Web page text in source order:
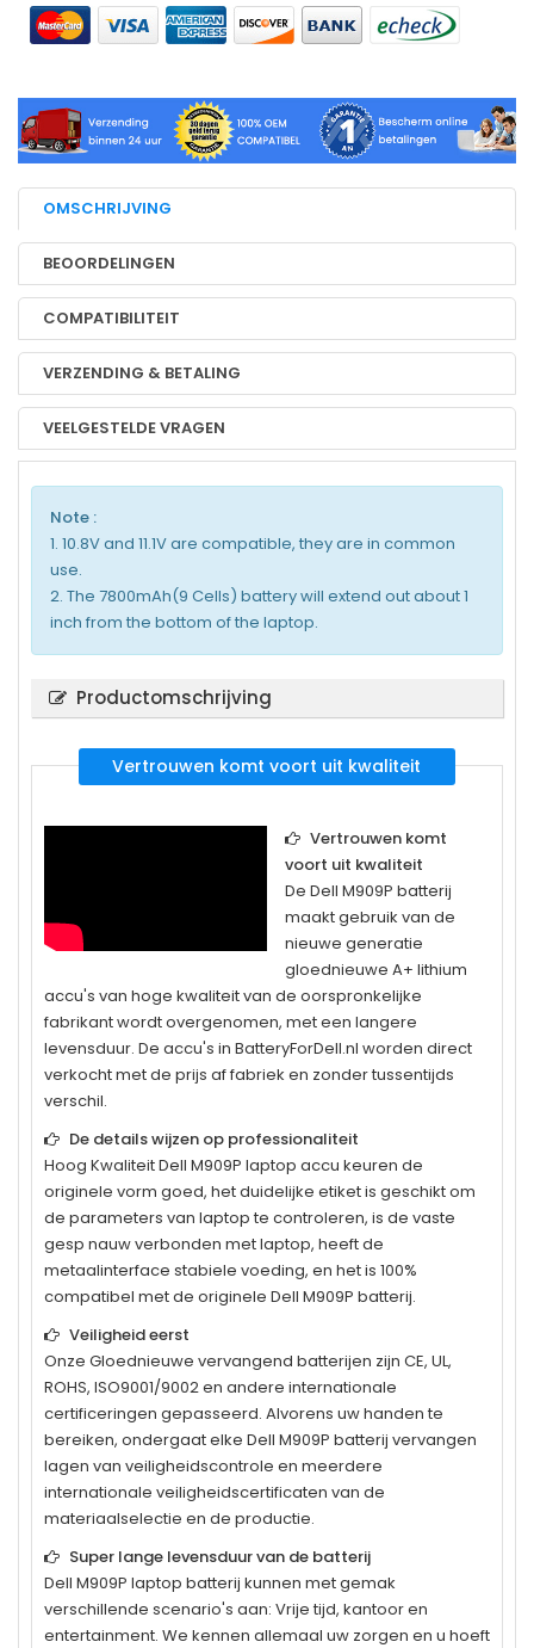
OMSCHRIJVING
BEOORDELINGEN
COMPATIBILITEIT
VERZENDING & BETALING
VEELGESTELDE VRAGEN
Note :
1. 10.8V and 11.1V are compatible, they are in common
use.
2. The 7800mAh(9 Cells) battery will extend out about 1
inch from the bottom of the laptop.
Productomschrijving
Vertrouwen komt voort uit kwaliteit
Vertrouwen komt
voort uit kwaliteit
De Dell M909P batterij
maakt gebruik van de
nieuwe generatie
gloednieuwe A+ lithium
accu's van hoge kwaliteit van de oorspronkelijke
fabrikant wordt overgenomen, met een langere
levensduur. De accu's in BatteryForDell.nl worden direct
verkocht met de prijs af fabriek en zonder tussentijds
verschil.
De details wijzen op professionaliteit
Hoog KwaliteitDell M909P laptop accu keuren de
originele vorm goed, het duidelijke etiket is geschikt om
de parameters van laptop te controleren, is de vaste
gesp nauw verbonden met laptop, heeft de
metaalinterface stabiele voeding, en het is 100%
compatibel met de originele Dell M909P batterij.
Veiligheid eerst
Onze Gloednieuwe vervangend batterijen zijn CE, UL,
ROHS, ISO9001/9002 en andere internationale
certificeringen gepasseerd. Alvorens uw handen te
bereiken, ondergaat elke Dell M909P batterij vervangen
lagen van veiligheidscontrole en meerdere
internationale veiligheidscertificaten van de
materiaalselectie en de productie.
Super lange levensduur van de batterij
Dell M909P laptop batterij kunnen met gemak
verschillende scenario's aan: Vrije tijd, kantoor en
entertainment. We kennen allemaal uw zorgen en u hoeft